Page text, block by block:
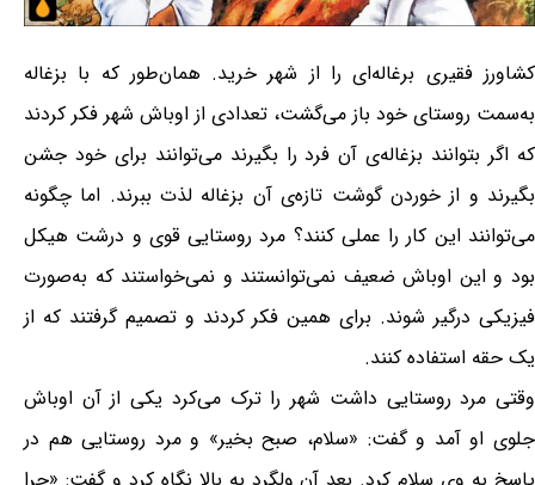
کشاورز فقیری برغاله‌ای را از شهر خرید. همان‌طور که با بزغاله
به‌سمت روستای خود باز می‌گشت، تعدادی از اوباش شهر فکر کردند
که اگر بتوانند بزغاله‌ی آن فرد را بگیرند می‌توانند برای خود جشن
بگیرند و از خوردن گوشت تازه‌ی آن بزغاله لذت ببرند. اما چگونه
می‌توانند این کار را عملی کنند؟ مرد روستایی قوی و درشت هیکل
بود و این اوباش ضعیف نمی‌توانستند و نمی‌خواستند که به‌صورت
فیزیکی درگیر شوند. برای همین فکر کردند و تصمیم گرفتند که از
یک حقه استفاده کنند.
وقتی مرد روستایی داشت شهر را ترک می‌کرد یکی از آن اوباش
جلوی او آمد و گفت: «سلام، صبح بخیر» و مرد روستایی هم در